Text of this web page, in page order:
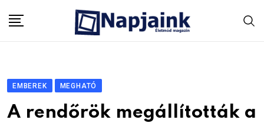
EMBEREK MEGHATÓ
A rendőrök megállították a